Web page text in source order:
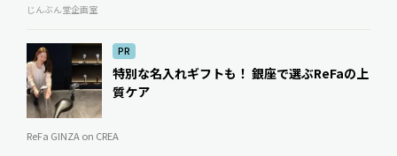
じんぶん堂企画室
PR
特別な名入れギフトも！ 銀座で選ぶReFaの上
質ケア
ReFa GINZA on CREA